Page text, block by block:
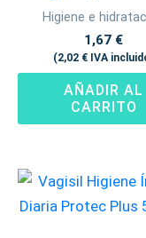
Higiene e
1,67 €
(2,02 € IVA
AÑADIR AL
CARRITO